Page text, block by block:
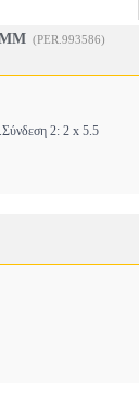
(PER.993586)
2: 2 x 5.5